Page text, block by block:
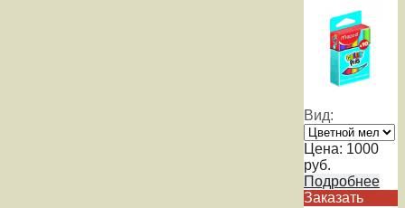
Вид:
Цена: 1000
руб.
Подробнее
Заказать